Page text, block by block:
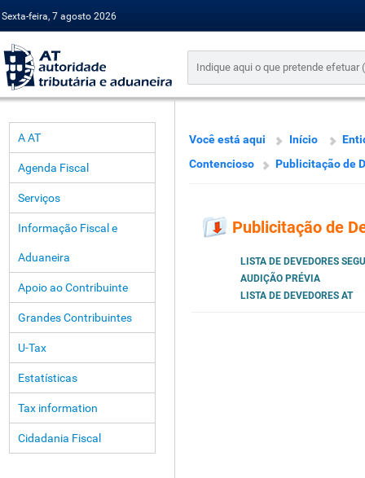
Sexta-feira, 7 agosto 2026
A AT
Agenda Fiscal
Serviços
Informação Fiscal e
Aduaneira
Apoio ao Contribuinte
Grandes Contribuintes
U-Tax
Estatísticas
Tax information
Cidadania Fiscal
Você está aqui Início
Contencioso
Publicitação de
Publicitação de
LISTA DE DEVEDORES
AUDIÇÃO PRÉVIA
LISTA DE DEVEDORES AT